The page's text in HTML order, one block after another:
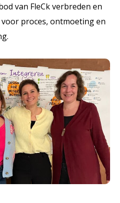
van FleCk verbreden en
proces, ontmoeting en